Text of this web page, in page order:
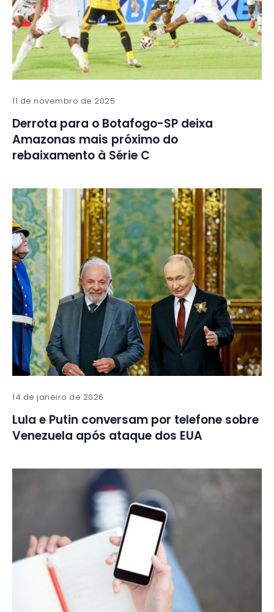
11 de novembro de 2025
Derrota para o Botafogo-SP deixa
Amazonas mais próximo do
rebaixamento à Série C
14 de janeiro de 2026
Lula e Putin conversam por telefone sobre
Venezuela após ataque dos EUA